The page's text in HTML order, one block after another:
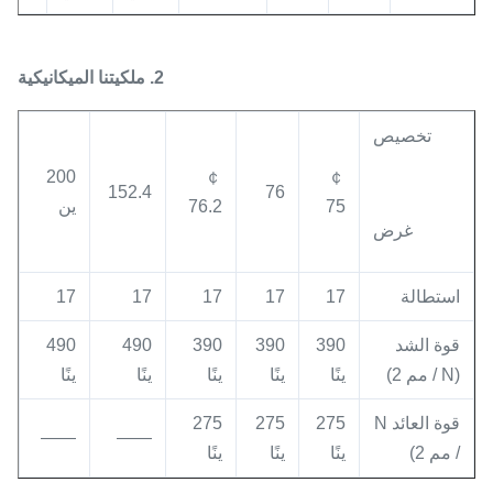
2. ملكيتنا الميكانيكية
تخصيص
غرض
￠
75
76
￠
76.2
152.4
200
ين
استطالة 17
17
17
17
17
قوة الشد
(N / مم 2)
390
ينًا
390
ينًا
390
ينًا
490
ينًا
490
ينًا
قوة العائد N
/ مم 2)
275
ينًا
275
ينًا
275
ينًا
——
——